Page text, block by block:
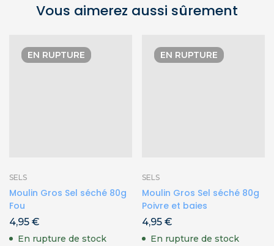
Vous aimerez aussi sûrement
EN RUPTURE
SELS
Moulin Gros Sel séché 80g
Fou
4,95 €
En rupture de stock
EN RUPTURE
SELS
Moulin Gros Sel séché 80g
Poivre et baies
4,95 €
En rupture de stock